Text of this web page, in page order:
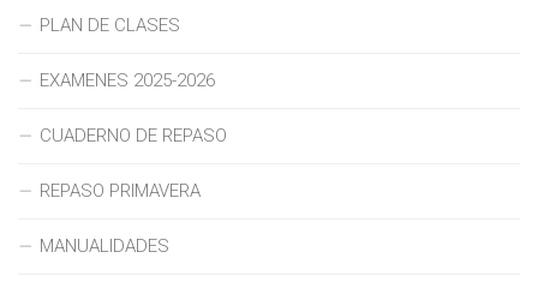
PLAN DE CLASES
EXAMENES 2025-2026
CUADERNO DE REPASO
REPASO PRIMAVERA
MANUALIDADES